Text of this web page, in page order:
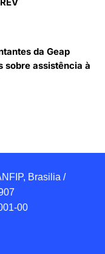
da Geap
sobre assistência à
Brasilia /
00